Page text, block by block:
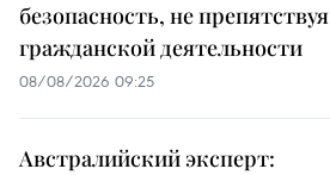
безопасность, не препятствуя
гражданской деятельности
08/08/2026 09:25
Австралийский эксперт: